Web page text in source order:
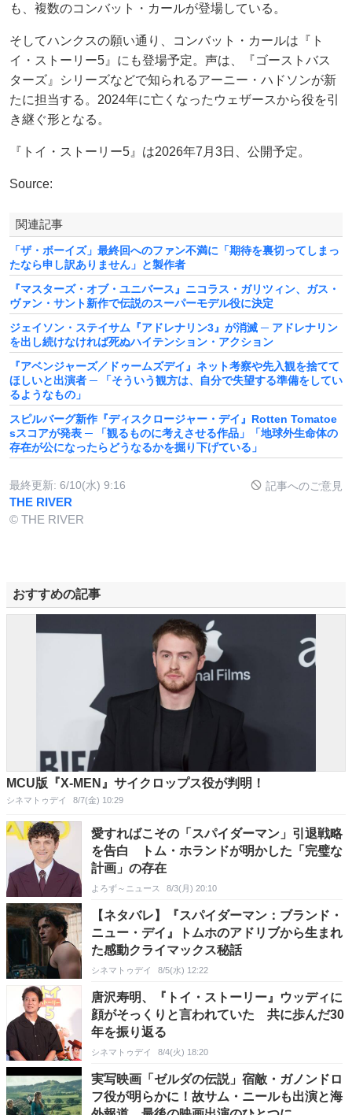
も、複数のコンバット・カールが登場している。
そしてハンクスの願い通り、コンバット・カールは『ト
イ・ストーリー5』にも登場予定。声は、『ゴーストバス
ターズ』シリーズなどで知られるアーニー・ハドソンが新
たに担当する。2024年に亡くなったウェザースから役を引
き継ぐ形となる。
『トイ・ストーリー5』は2026年7月3日、公開予定。
Source:
関連記事
「ザ・ボーイズ」最終回へのファン不満に「期待を裏切ってしまっ
たなら申し訳ありません」と製作者
『マスターズ・オブ・ユニバース』ニコラス・ガリツィン、ガス・
ヴァン・サント新作で伝説のスーパーモデル役に決定
ジェイソン・ステイサム『アドレナリン3』が消滅 ─ アドレナリン
を出し続けなければ死ぬハイテンション・アクション
『アベンジャーズ／ドゥームズデイ』ネット考察や先入観を捨てて
ほしいと出演者 ─ 「そういう観方は、自分で失望する準備をしてい
るようなもの」
スピルバーグ新作『ディスクロージャー・デイ』Rotten Tomatoe
sスコアが発表 ─ 「観るものに考えさせる作品」「地球外生命体の
存在が公になったらどうなるかを掘り下げている」
最終更新: 6/10(水) 9:16 記事へのご意見
THE RIVER
© THE RIVER
おすすめの記事
MCU版『X-MEN』サイクロップス役が判明！
シネマトゥデイ 8/7(金) 10:29
愛すればこその「スパイダーマン」引退戦略
を告白 トム・ホランドが明かした「完璧な
計画」の存在
よろず～ニュース 8/3(月) 20:10
【ネタバレ】『スパイダーマン：ブランド・
ニュー・デイ』トムホのアドリブから生まれ
た感動クライマックス秘話
シネマトゥデイ 8/5(水) 12:22
唐沢寿明、『トイ・ストーリー』ウッディに
顔がそっくりと言われていた 共に歩んだ30
年を振り返る
シネマトゥデイ 8/4(火) 18:20
実写映画「ゼルダの伝説」宿敵・ガノンドロ
フ役が明らかに！故サム・ニールも出演と海